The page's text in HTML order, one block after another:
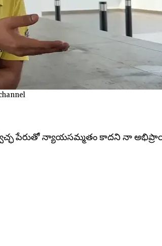
పేరుతో న్యాయసమ్మతం కాదని నా